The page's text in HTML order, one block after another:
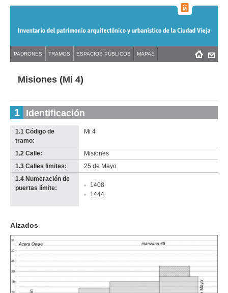
navigation
Back
topMisiones (Mi 4)
1 Identificación
1.1 Código de
tramo:
Mi 4
1.2 Calle:
Misiones
1.3 Calles limites:
25 de Mayo
1.4 Numeración de
puertas límite:
1408
1444
Alzados
Back
to Menú
PADRONES TRAMOS ESPACIOS PÚBLICOS MAPAS